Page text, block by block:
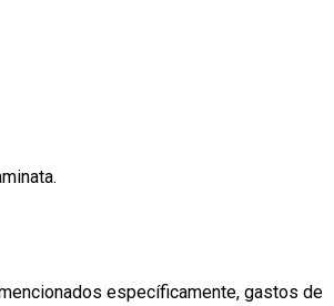
específicamente, gastos de